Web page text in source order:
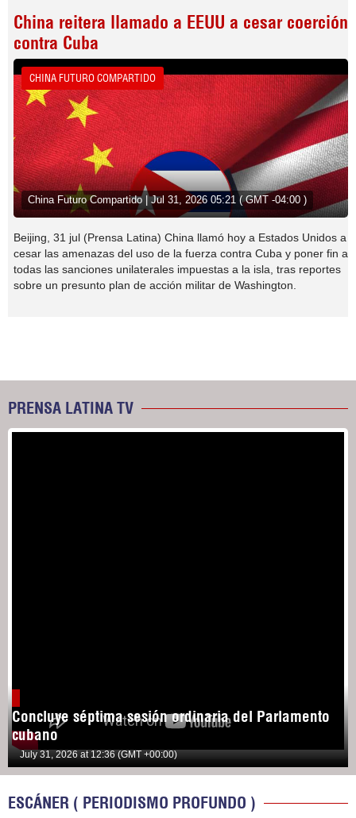
China reitera llamado a EEUU a cesar coerción
contra Cuba
CHINA FUTURO COMPARTIDO
China Futuro Compartido | Jul 31, 2026 05:21 ( GMT -04:00 )
Beijing, 31 jul (Prensa Latina) China llamó hoy a Estados Unidos a
cesar las amenazas del uso de la fuerza contra Cuba y poner fin a
todas las sanciones unilaterales impuestas a la isla, tras reportes
sobre un presunto plan de acción militar de Washington.
PRENSA LATINA TV
Concluye séptima sesión ordinaria del Parlamento
cubano
July 31, 2026 at 12:36 (GMT +00:00)
ESCÁNER ( PERIODISMO PROFUNDO )